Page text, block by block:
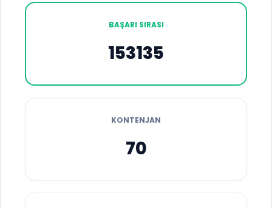
BAŞARI SIRASI
153135
KONTENJAN
70